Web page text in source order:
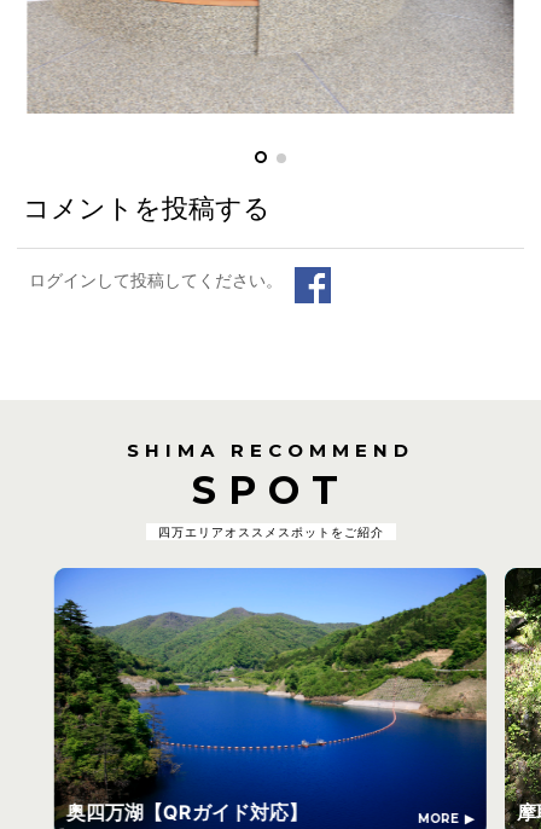
コメントを投稿する
ログインして投稿してください。
SHIMA RECOMMEND
SPOT
四万エリアオススメスポットをご紹介
奥四万湖【QRガイド対応】 MORE 摩